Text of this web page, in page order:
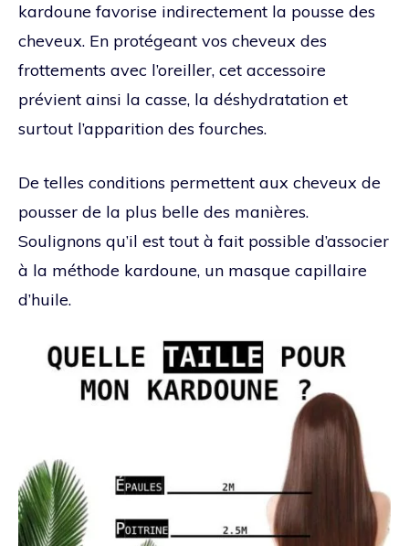
kardoune favorise indirectement la pousse des
cheveux. En protégeant vos cheveux des
frottements avec l’oreiller, cet accessoire
prévient ainsi la casse, la déshydratation et
surtout l’apparition des fourches.
De telles conditions permettent aux cheveux de
pousser de la plus belle des manières.
Soulignons qu’il est tout à fait possible d’associer
à la méthode kardoune, un masque capillaire
d’huile.